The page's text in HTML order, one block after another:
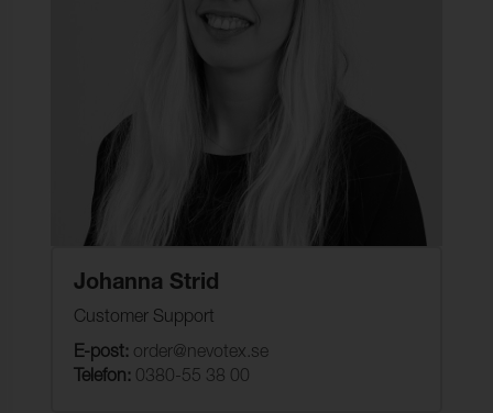
Johanna Strid
Customer Support
E-post: order@nevotex.se
Telefon: 0380-55 38 00